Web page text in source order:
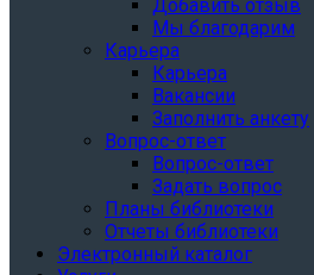
Добавить отзыв
Мы благодарим
Карьера
Карьера
Вакансии
Заполнить анкету
Вопрос-ответ
Вопрос-ответ
Задать вопрос
Планы библиотеки
Отчеты библиотеки
Электронный каталог